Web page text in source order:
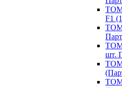
F1
шт.